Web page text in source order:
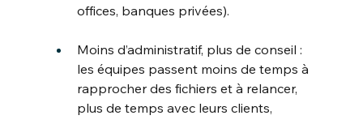
offices, banques privées).
Moins d’administratif, plus de conseil :
les équipes passent moins de temps à
rapprocher des fichiers et à relancer,
plus de temps avec leurs clients,